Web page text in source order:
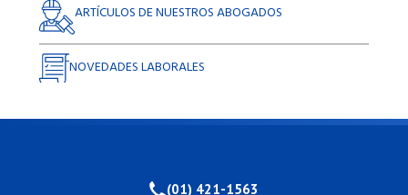
ARTÍCULOS DE NUESTROS ABOGADOS
NOVEDADES LABORALES
(01) 421-1563